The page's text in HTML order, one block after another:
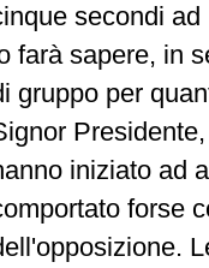
secondi
farà sapere, in
gruppo per
iniziato ad
forse